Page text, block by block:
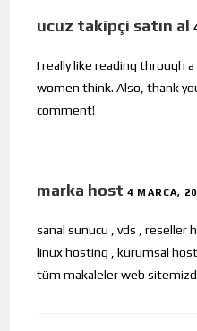
ucuz takipçi satın al
I really like reading through
women think. Also, thank
comment!
marka host 4 MARCA,
sanal sunucu , vds , reseller
linux hosting , kurumsal
tüm makaleler web